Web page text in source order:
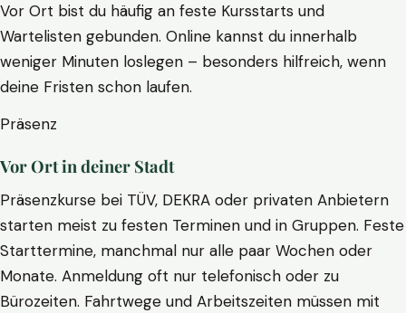
Vor Ort bist du häufig an feste Kursstarts und
Wartelisten gebunden. Online kannst du innerhalb
weniger Minuten loslegen – besonders hilfreich, wenn
deine Fristen schon laufen.
Präsenz
Vor Ort in deiner Stadt
Präsenzkurse bei TÜV, DEKRA oder privaten Anbietern
starten meist zu festen Terminen und in Gruppen. Feste
Starttermine, manchmal nur alle paar Wochen oder
Monate. Anmeldung oft nur telefonisch oder zu
Bürozeiten. Fahrtwege und Arbeitszeiten müssen mit